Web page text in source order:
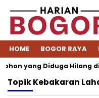
HOME BOGOR RAYA
yang Diduga Hilang di
TopikKebakaran